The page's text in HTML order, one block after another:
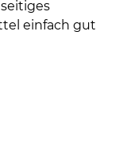
einfach gut